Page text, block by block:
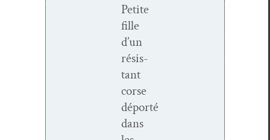
Petite
fille
d’un
résis­
tant
corse
déporté
dans